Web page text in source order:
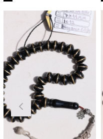
%57İndirim